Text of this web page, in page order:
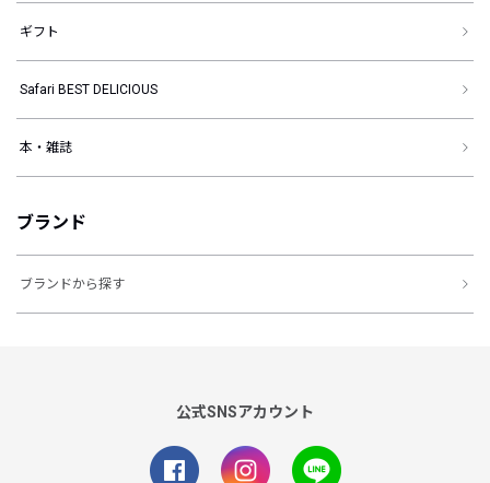
ギフト
Safari BEST DELICIOUS
本・雑誌
ブランド
ブランドから探す
公式SNSアカウント